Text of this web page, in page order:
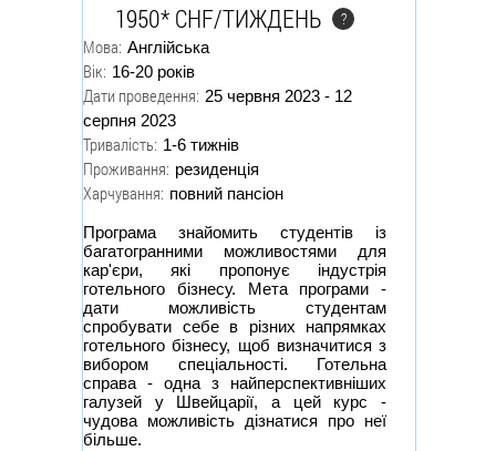
1950* CHF/ТИЖДЕНЬ
?
Мова: Англійська
Вік: 16-20 років
Дати проведення: 25 червня 2023 - 12
серпня 2023
Тривалість: 1-6 тижнів
Проживання: резиденція
Харчування: повний пансіон
Програма знайомить студентів із
багатогранними можливостями для
кар'єри, які пропонує індустрія
готельного бізнесу. Мета програми -
дати можливість студентам
спробувати себе в різних напрямках
готельного бізнесу, щоб визначитися з
вибором спеціальності. Готельна
справа - одна з найперспективніших
галузей у Швейцарії, а цей курс -
чудова можливість дізнатися про неї
більше.